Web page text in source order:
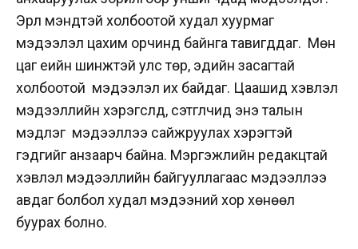
Эрүүл мэндтэй холбоотой худал хуурмаг
мэдээлэл цахим орчинд байнга тавигддаг. Мөн
цаг үеийн шинжтэй улс төр, эдийн засагтай
холбоотой мэдээлэл их байдаг. Цаашид хэвлэл
мэдээллийн хэрэгслүүд, сэтгүүлчид энэ талын
мэдлэг мэдээллээ сайжруулах хэрэгтэй
гэдгийг анзаарч байна. Мэргэжлийн редакцтай
хэвлэл мэдээллийн байгууллагаас мэдээллээ
авдаг болбол худал мэдээний хор хөнөөл
буурах болно.